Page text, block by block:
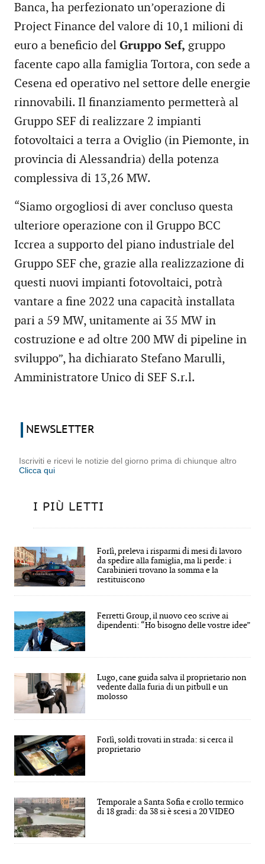
Banca, ha perfezionato un’operazione di
Project Finance del valore di 10,1 milioni di
euro a beneficio del Gruppo Sef, gruppo
facente capo alla famiglia Tortora, con sede a
Cesena ed operativo nel settore delle energie
rinnovabili. Il finanziamento permetterà al
Gruppo SEF di realizzare 2 impianti
fotovoltaici a terra a Oviglio (in Piemonte, in
provincia di Alessandria) della potenza
complessiva di 13,26 MW.
“Siamo orgogliosi di aver concluso questa
ulteriore operazione con il Gruppo BCC
Iccrea a supporto del piano industriale del
Gruppo SEF che, grazie alla realizzazione di
questi nuovi impianti fotovoltaici, potrà
vantare a fine 2022 una capacità installata
pari a 59 MW, unitamente ai 35 MW in
costruzione e ad oltre 200 MW di pipeline in
sviluppo”, ha dichiarato Stefano Marulli,
Amministratore Unico di SEF S.r.l.
NEWSLETTER
Iscriviti e ricevi le notizie del giorno prima di chiunque altro
Clicca qui
I PIÙ LETTI
Forlì, preleva i risparmi di mesi di lavoro
da spedire alla famiglia, ma li perde: i
Carabinieri trovano la somma e la
restituiscono
Ferretti Group, il nuovo ceo scrive ai
dipendenti: “Ho bisogno delle vostre idee”
Lugo, cane guida salva il proprietario non
vedente dalla furia di un pitbull e un
molosso
Forlì, soldi trovati in strada: si cerca il
proprietario
Temporale a Santa Sofia e crollo termico
di 18 gradi: da 38 si è scesi a 20 VIDEO